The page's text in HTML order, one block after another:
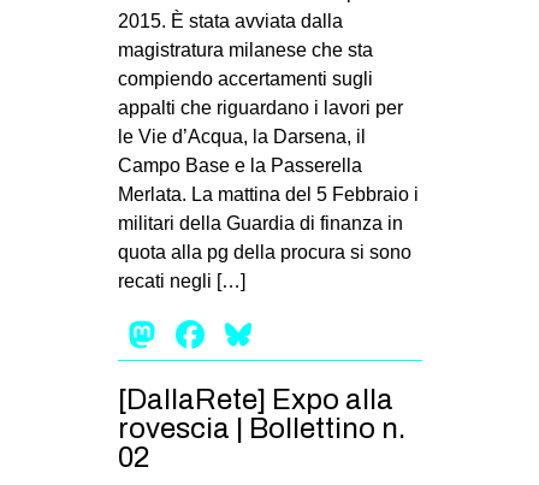
2015. È stata avviata dalla
magistratura milanese che sta
compiendo accertamenti sugli
appalti che riguardano i lavori per
le Vie d’Acqua, la Darsena, il
Campo Base e la Passerella
Merlata. La mattina del 5 Febbraio i
militari della Guardia di finanza in
quota alla pg della procura si sono
recati negli […]
Mastodon
Facebook
[DallaRete] Expo alla
rovescia | Bollettino n.
02